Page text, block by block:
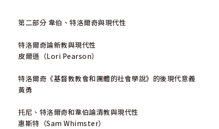
第二部分 韋伯、特洛爾奇與現代性
特洛爾奇論新教與現代性
皮爾遜（Lori Pearson）
特洛爾奇《基督教教會和團體的社會學說》的後現代意義
黃勇
托尼、特洛爾奇和韋伯論清教與現代性
惠斯特（Sam Whimster）